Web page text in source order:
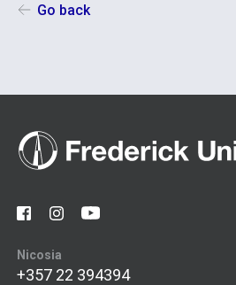
Go back
Nicosia
+357 22 394394